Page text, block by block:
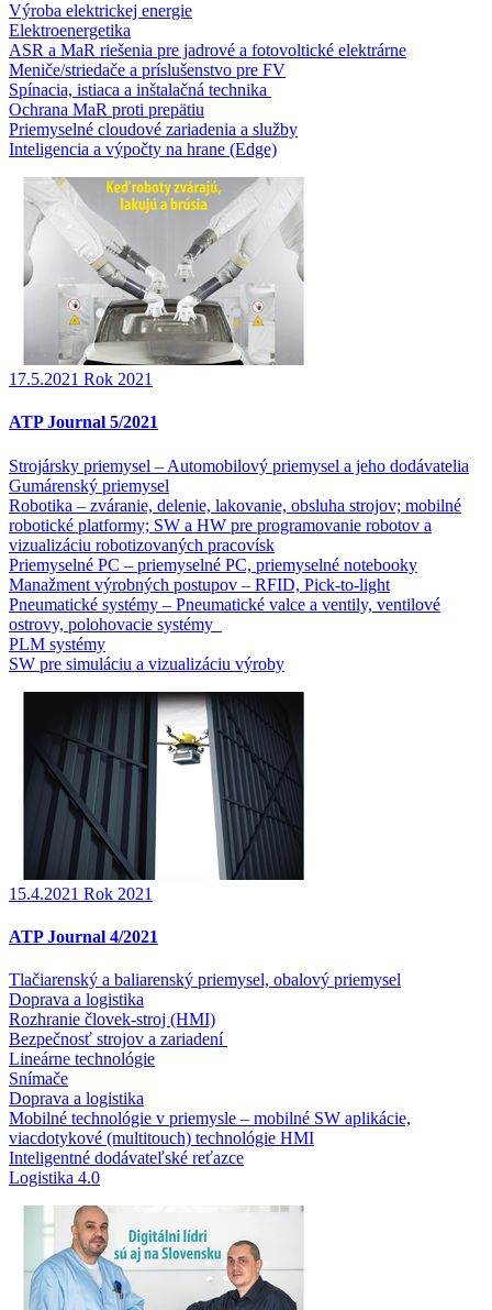
Výroba elektrickej energie
Elektroenergetika
ASR a MaR riešenia pre jadrové a fotovoltické elektrárne
Meniče/striedače a príslušenstvo pre FV
Spínacia, istiaca a inštalačná technika
Ochrana MaR proti prepätiu
Priemyselné cloudové zariadenia a služby
Inteligencia a výpočty na hrane (Edge)
17.5.2021 Rok 2021
ATP Journal 5/2021
Strojársky priemysel – Automobilový priemysel a jeho dodávatelia
Gumárenský priemysel
Robotika – zváranie, delenie, lakovanie, obsluha strojov; mobilné
robotické platformy; SW a HW pre programovanie robotov a
vizualizáciu robotizovaných pracovísk
Priemyselné PC – priemyselné PC, priemyselné notebooky
Manažment výrobných postupov – RFID, Pick-to-light
Pneumatické systémy – Pneumatické valce a ventily, ventilové
ostrovy, polohovacie systémy
PLM systémy
SW pre simuláciu a vizualizáciu výroby
15.4.2021 Rok 2021
ATP Journal 4/2021
Tlačiarenský a baliarenský priemysel, obalový priemysel
Doprava a logistika
Rozhranie človek-stroj (HMI)
Bezpečnosť strojov a zariadení
Lineárne technológie
Snímače
Doprava a logistika
Mobilné technológie v priemysle – mobilné SW aplikácie,
viacdotykové (multitouch) technológie HMI
Inteligentné dodávateľské reťazce
Logistika 4.0